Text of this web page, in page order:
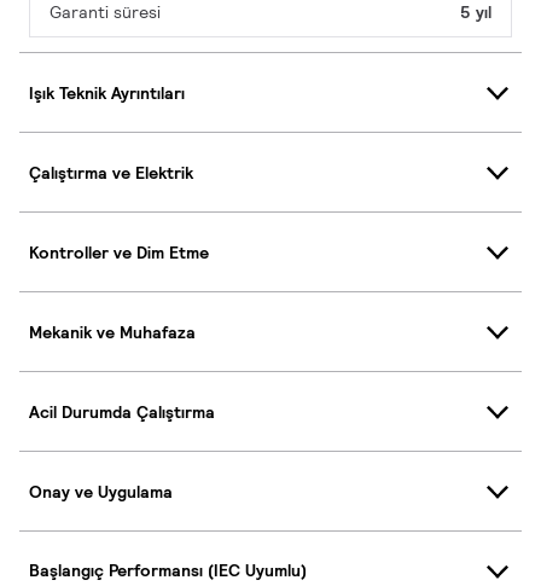
Garanti süresi 5 yıl
Işık Teknik Ayrıntıları
Çalıştırma ve Elektrik
Kontroller ve Dim Etme
Mekanik ve Muhafaza
Acil Durumda Çalıştırma
Onay ve Uygulama
Başlangıç Performansı (IEC Uyumlu)